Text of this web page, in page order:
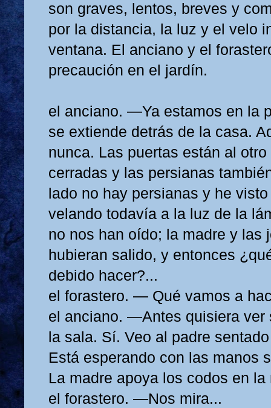
son graves, lentos, breves y
por la distancia, la luz y el velo
ventana. El anciano y el
precaución en el jardín.
el anciano. —Ya estamos en la
se extiende detrás de la casa.
nunca. Las puertas están al
cerradas y las persianas
lado no hay persianas y he
velando todavía a la luz de la
no nos han oído; la madre y las
hubieran salido, y entonces
debido hacer?...
el forastero. — Qué vamos a
el anciano. —Antes quisiera ver
la sala. Sí. Veo al padre
Está esperando con las manos
La madre apoya los codos en la
el forastero. —Nos mira...